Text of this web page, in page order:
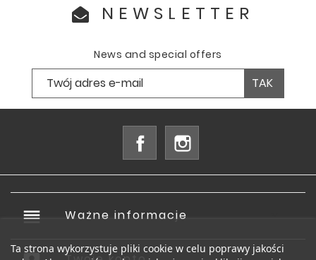
NEWSLETTER
News and special offers
Facebook
reorder Ważne informacje
Ta strona wykorzystuje pliki cookie w celu poprawy jakości